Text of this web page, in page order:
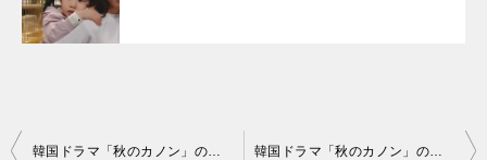
投
韓国ドラマ「秋のカノン」のあらすじ1話～3話と感想 韓国ドラマ「秋のカノン」のあらすじ7話～9話と感想